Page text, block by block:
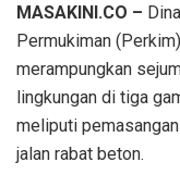
MASAKINI.CO –
Permukiman
merampungkan
lingkungan di tiga
meliputi pemasangan
jalan rabat beton.